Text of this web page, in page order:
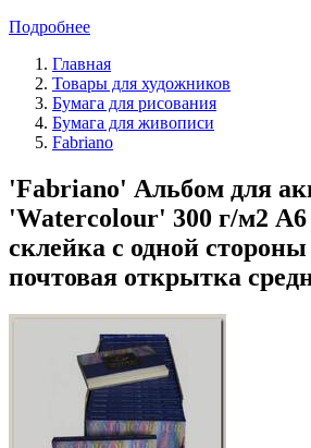
Подробнее
Главная
Товары для художников
Бумага для рисования
Бумага для живописи
Fabriano
'Fabriano' Альбом для
'Watercolour' 300 г/м2 A6
склейка с одной стороны
почтовая открытка